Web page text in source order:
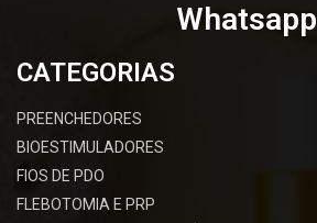
Whatsapp
CATEGORIAS
PREENCHEDORES
BIOESTIMULADORES
FIOS DE PDO
FLEBOTOMIA E PRP